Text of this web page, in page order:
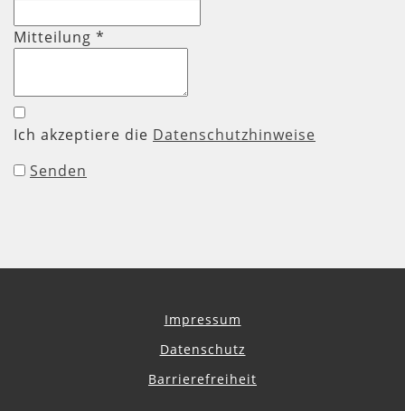
Mitteilung *
Ich akzeptiere die Datenschutzhinweise
Senden
Impressum
Datenschutz
Barrierefreiheit